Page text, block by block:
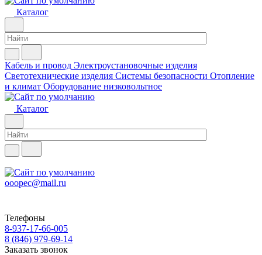
Каталог
Кабель и провод Электроустановочные изделия
Светотехнические изделия Системы безопасности Отопление
и климат Оборудование низковольтное
Каталог
ooopec@mail.ru
Телефоны
8-937-17-66-005
8 (846) 979-69-14
Заказать звонок